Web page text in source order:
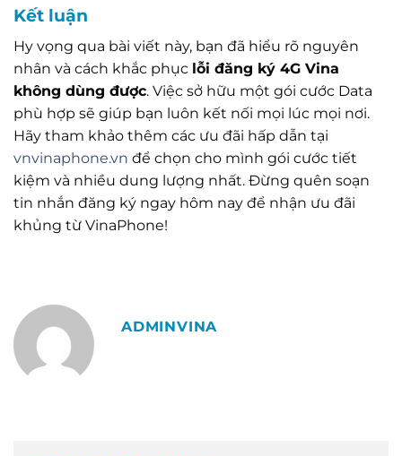
Kết luận
Hy vọng qua bài viết này, bạn đã hiểu rõ nguyên
nhân và cách khắc phục lỗi đăng ký 4G Vina
không dùng được. Việc sở hữu một gói cước Data
phù hợp sẽ giúp bạn luôn kết nối mọi lúc mọi nơi.
Hãy tham khảo thêm các ưu đãi hấp dẫn tại
vnvinaphone.vn để chọn cho mình gói cước tiết
kiệm và nhiều dung lượng nhất. Đừng quên soạn
tin nhắn đăng ký ngay hôm nay để nhận ưu đãi
khủng từ VinaPhone!
ADMINVINA